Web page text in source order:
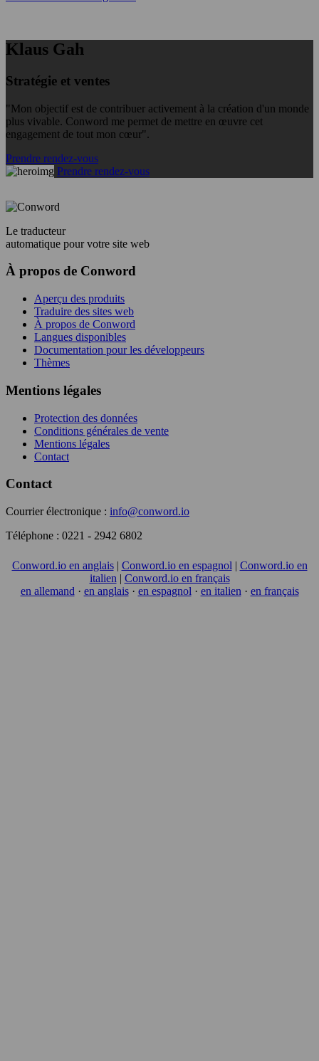
Klaus Gah
Stratégie et ventes
"Mon objectif est de contribuer activement à la création d'un monde
plus vivable. Conword me permet de mettre en œuvre cet
engagement de tout mon cœur".
Prendre rendez-vous
Prendre rendez-vous
Le traducteur
automatique pour votre site web
À propos de Conword
Aperçu des produits
Traduire des sites web
À propos de Conword
Langues disponibles
Documentation pour les développeurs
Thèmes
Mentions légales
Protection des données
Conditions générales de vente
Mentions légales
Contact
Contact
Courrier électronique : info@conword.io
Téléphone : 0221 - 2942 6802
Conword.io en anglais| Conword.io en espagnol | Conword.io en
italien | Conword.io en français
en allemand · en anglais· en espagnol · en italien · en français